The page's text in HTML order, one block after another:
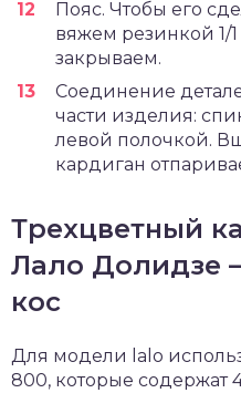
Пояс. Чтобы его
вяжем резинкой 1/
закрываем.
Соединение
части изделия:
левой полочкой.
кардиган
Трехцветный
Лало Долидзе
кос
Для модели lalo
800, которые содержат